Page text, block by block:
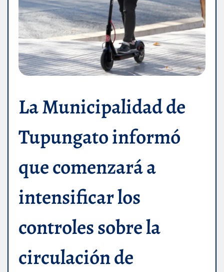
La Municipalidad de
Tupungato informó
que comenzará a
intensificar los
controles sobre la
circulación de